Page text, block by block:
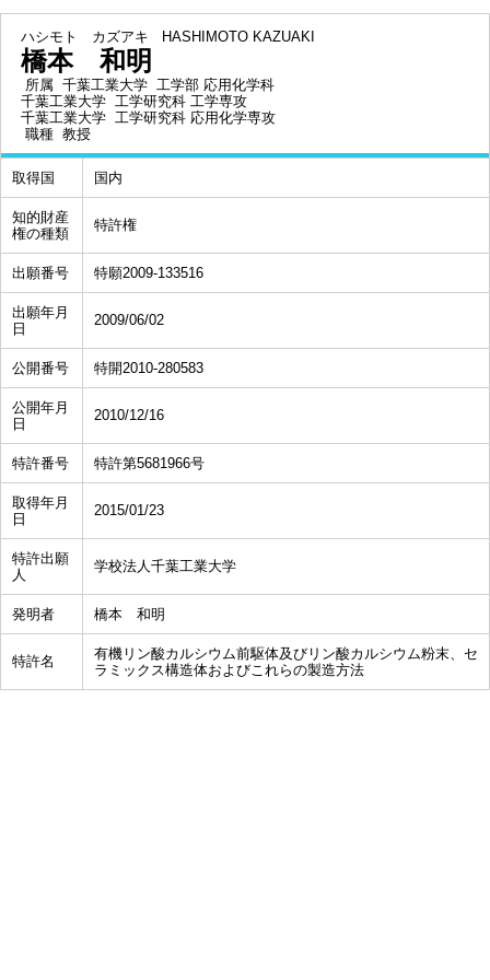
ハシモト カズアキ HASHIMOTO KAZUAKI
橋本 和明
所属 千葉工業大学 工学部 応用化学科
千葉工業大学 工学研究科 工学専攻
千葉工業大学 工学研究科 応用化学専攻
職種 教授
取得国 国内
知的財産
権の種類
特許権
出願番号 特願2009-133516
出願年月
日
2009/06/02
公開番号 特開2010-280583
公開年月
日
2010/12/16
特許番号 特許第5681966号
取得年月
日
2015/01/23
特許出願
人
学校法人千葉工業大学
発明者 橋本 和明
特許名
有機リン酸カルシウム前駆体及びリン酸カルシウム粉末、セ
ラミックス構造体およびこれらの製造方法